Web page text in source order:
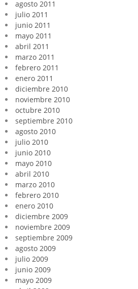
agosto 2011
julio 2011
junio 2011
mayo 2011
abril 2011
marzo 2011
febrero 2011
enero 2011
diciembre 2010
noviembre 2010
octubre 2010
septiembre 2010
agosto 2010
julio 2010
junio 2010
mayo 2010
abril 2010
marzo 2010
febrero 2010
enero 2010
diciembre 2009
noviembre 2009
septiembre 2009
agosto 2009
julio 2009
junio 2009
mayo 2009